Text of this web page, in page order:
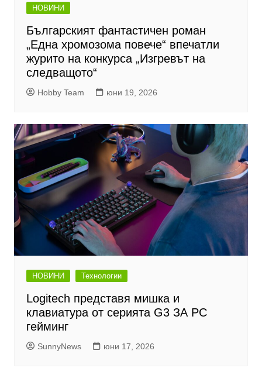
НОВИНИ
Българският фантастичен роман
„Една хромозома повече“ впечатли
журито на конкурса „Изгревът на
следващото“
Hobby Team юни 19, 2026
НОВИНИ Технологии
Logitech представя мишка и
клавиатура от серията G3 ЗА PC
гейминг
SunnyNews юни 17, 2026